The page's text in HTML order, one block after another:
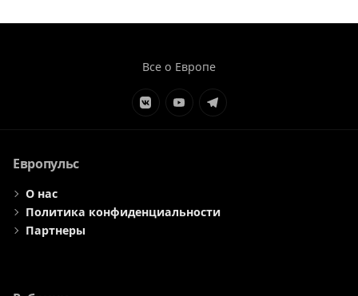
Все о Европе
ЭлементЭлементЭлемент
Европульс
О нас
Политика конфиденциальности
Партнеры